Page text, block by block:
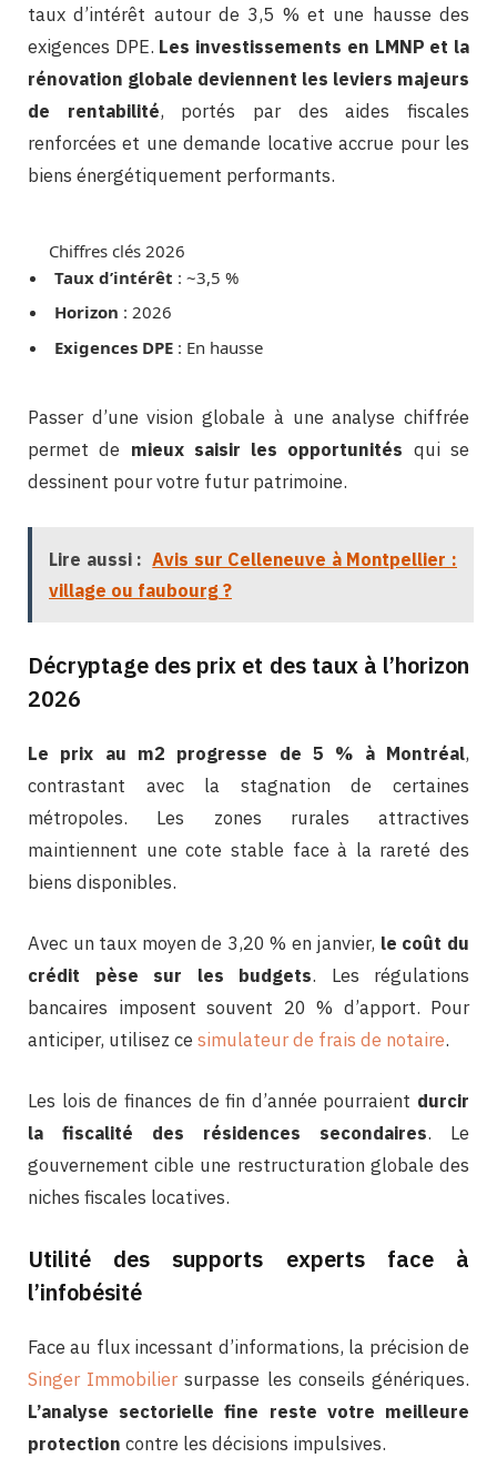
taux d’intérêt autour de 3,5 % et une hausse des
exigences DPE. Les investissements en LMNP et la
rénovation globale deviennent les leviers majeurs
de rentabilité, portés par des aides fiscales
renforcées et une demande locative accrue pour les
biens énergétiquement performants.
Chiffres clés 2026
Taux d’intérêt : ~3,5 %
Horizon : 2026
Exigences DPE: En hausse
Passer d’une vision globale à une analyse chiffrée
permet de mieux saisir les opportunités qui se
dessinent pour votre futur patrimoine.
Lire aussi : Avis sur Celleneuve à Montpellier :
village ou faubourg ?
Décryptage des prix et des taux à l’horizon
2026
Le prix au m2 progresse de 5 % à Montréal,
contrastant avec la stagnation de certaines
métropoles. Les zones rurales attractives
maintiennent une cote stable face à la rareté des
biens disponibles.
Avec un taux moyen de 3,20 % en janvier, le coût du
crédit pèse sur les budgets. Les régulations
bancaires imposent souvent 20 % d’apport. Pour
anticiper, utilisez ce simulateur de frais de notaire.
Les lois de finances de fin d’année pourraient durcir
la fiscalité des résidences secondaires. Le
gouvernement cible une restructuration globale des
niches fiscales locatives.
Utilité des supports experts face à
l’infobésité
Face au flux incessant d’informations, la précision de
Singer Immobiliersurpasse les conseils génériques.
L’analyse sectorielle fine reste votre meilleure
protection contre les décisions impulsives.